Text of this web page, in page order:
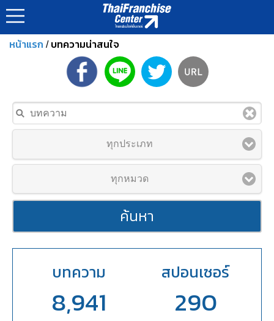
หน้าแรก / บทความน่าสนใจ
ทุกประเภท
ทุกหมวด
ค้นหา
บทความ
8,941
สปอนเซอร์
290